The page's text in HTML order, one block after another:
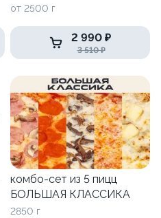
от 2500 г
2 990 ₽
3 510 ₽
комбо-сет из 5 пицц
БОЛЬШАЯ КЛАССИКА
2850 г